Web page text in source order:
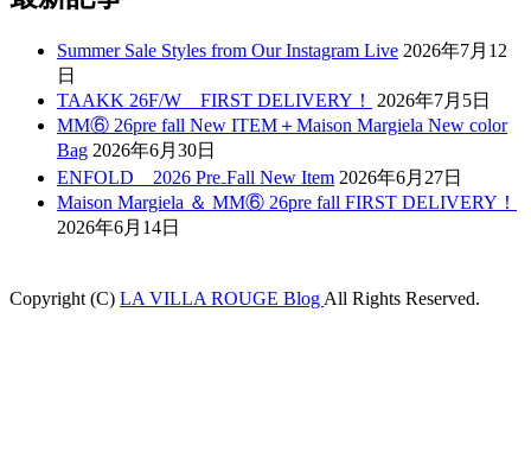
Summer Sale Styles from Our Instagram Live 2026年7月12
日
TAAKK 26F/W FIRST DELIVERY！
2026年7月5日
MM⑥ 26pre fall New ITEM＋Maison Margiela New color
Bag 2026年6月30日
ENFOLD 2026 Pre₋Fall New Item 2026年6月27日
Maison Margiela ＆ MM⑥ 26pre fall FIRST DELIVERY！
2026年6月14日
Copyright (C) LA VILLA ROUGE Blog All Rights Reserved.